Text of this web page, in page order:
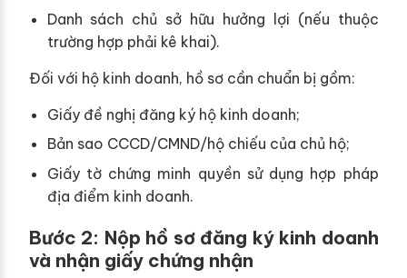
Danh sách chủ sở hữu hưởng lợi (nếu thuộc
trường hợp phải kê khai).
Đối với hộ kinh doanh, hồ sơ cần chuẩn bị gồm:
Giấy đề nghị đăng ký hộ kinh doanh;
Bản sao CCCD/CMND/hộ chiếu của chủ hộ;
Giấy tờ chứng minh quyền sử dụng hợp pháp
địa điểm kinh doanh.
Bước 2: Nộp hồ sơ đăng ký kinh doanh
và nhận giấy chứng nhận